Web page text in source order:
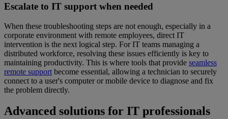
Escalate to IT support when needed
When these troubleshooting steps are not enough, especially in a
corporate environment with remote employees, direct IT
intervention is the next logical step. For IT teams managing a
distributed workforce, resolving these issues efficiently is key to
maintaining productivity. This is where tools that provide seamless
remote support become essential, allowing a technician to securely
connect to a user's computer or mobile device to diagnose and fix
the problem directly.
Advanced solutions for IT professionals